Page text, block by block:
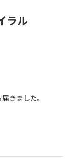
ラル
きました。